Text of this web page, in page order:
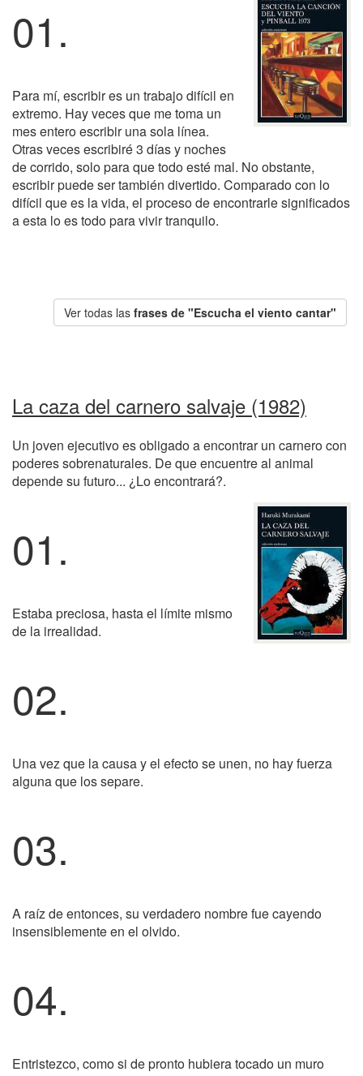
01.
Para mí, escribir es un trabajo difícil en
extremo. Hay veces que me toma un
mes entero escribir una sola línea.
Otras veces escribiré 3 días y noches
de corrido, solo para que todo esté mal. No obstante,
escribir puede ser también divertido. Comparado con lo
difícil que es la vida, el proceso de encontrarle significados
a esta lo es todo para vivir tranquilo.
Ver todas las frases de "Escucha el viento cantar"
La caza del carnero salvaje (1982)
Un joven ejecutivo es obligado a encontrar un carnero con
poderes sobrenaturales. De que encuentre al animal
depende su futuro... ¿Lo encontrará?.
01.
Estaba preciosa, hasta el límite mismo
de la irrealidad.
02.
Una vez que la causa y el efecto se unen, no hay fuerza
alguna que los separe.
03.
A raíz de entonces, su verdadero nombre fue cayendo
insensiblemente en el olvido.
04.
Entristezco, como si de pronto hubiera tocado un muro